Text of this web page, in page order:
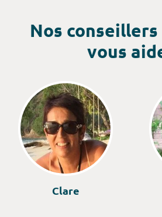
Nos
vous
Clare